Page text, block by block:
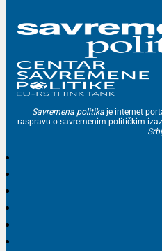
Savremena politika je internet
raspravu o savremenim političkim